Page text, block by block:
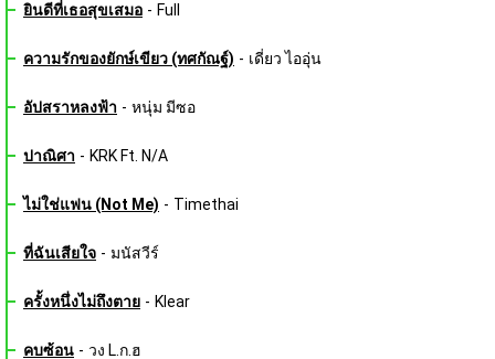
ยินดีที่เธอสุขเสมอ - Full
ความรักของยักษ์เขียว (ทศกัณฐ์) - เดี่ยว ไออุ่น
อัปสราหลงฟ้า - หนุ่ม มีซอ
ปาณิศา - KRK Ft. N/A
ไม่ใช่แฟน (Not Me) - Timethai
ที่ฉันเสียใจ - มนัสวีร์
ครั้งหนึ่งไม่ถึงตาย - Klear
คบซ้อน - วง L.ก.ฮ